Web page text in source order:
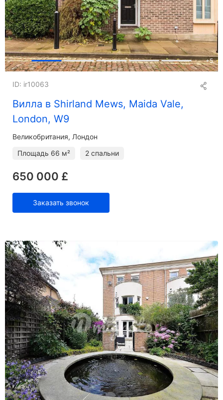
+5
Вилла в Shirland Mews, Maida Vale,
London, W9
ID: ir10063
Великобритания, Лондон
Площадь 66 м² 2 спальни
650 000 £
Заказать звонок